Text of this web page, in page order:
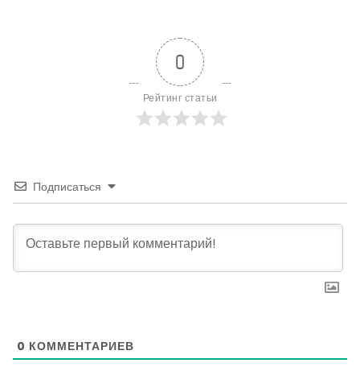
0
Рейтинг статьи
Подписаться
0 КОММЕНТАРИЕВ